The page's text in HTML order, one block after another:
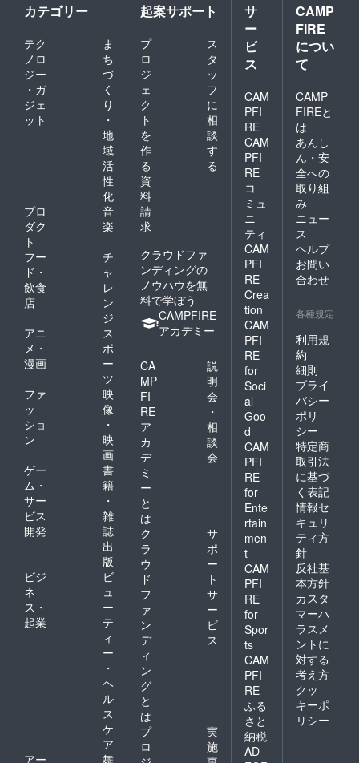
カテゴリー
テク
ノロ
ジー
・ガ
ジェ
ット
ま
ち
づ
く
り
・
地
域
活
性
化
プロ
ダク
ト
音
楽
フー
ド・
飲食
店
チ
ャ
レ
ン
ジ
アニ
メ・
漫画
ス
ポ
ー
ツ
ファ
ッ
ショ
ン
映
像
・
映
画
ゲー
ム・
サー
ビス
開発
書
籍
・
雑
誌
出
版
ビジ
ネ
ス・
起業
ビ
ュ
ー
テ
ィ
ー
・
ヘ
ル
ス
ケ
ア
アー
舞
起案サポート
プ
ロ
ジ
ェ
ク
ト
を
作
る
ス
タ
ッ
フ
に
相
談
す
る
資
料
請
求
クラウドファ
ンディングの
ノウハウを無
料で学ぼう
CAMPFIRE
アカデミー
CA
MP
FI
RE
ア
カ
デ
ミ
ー
と
は
説
明
会
・
相
談
会
ク
ラ
ウ
ド
フ
ァ
ン
デ
ィ
ン
グ
と
は
サ
ポ
ー
ト
サ
ー
ビ
ス
プ
ロ
実
施
サ
ー
ビ
ス
CAM
PFI
RE
CAM
PFI
RE
コ
ミュ
ニ
ティ
CAM
PFI
RE
Crea
tion
CAM
PFI
RE
for
Soci
al
Goo
d
CAM
PFI
RE
for
Ente
rtain
men
t
CAM
PFI
RE
for
Spor
ts
CAM
PFI
RE
ふる
さと
納税
AD
CAMP
FIRE
につい
て
CAMP
FIREと
は
あんし
ん・安
全への
取り組
み
ニュー
ス
ヘルプ
お問い
合わせ
各種規定
利用規
約
細則
プライ
バシー
ポリ
シー
特定商
取引法
に基づ
く表記
情報セ
キュリ
ティ方
針
反社基
本方針
カスタ
マーハ
ラスメ
ントに
対する
考え方
クッ
キーポ
リシー